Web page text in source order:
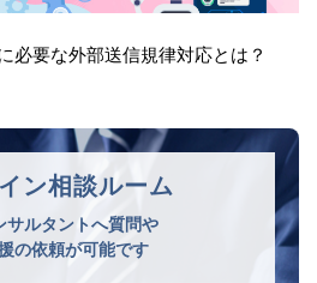
必要な外部送信規律対応とは？
ン相談ルーム
サルタントへ質問や
の依頼が可能です